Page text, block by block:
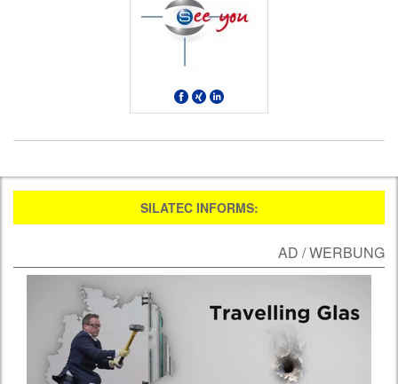
SILATEC INFORMS:
AD / WERBUNG